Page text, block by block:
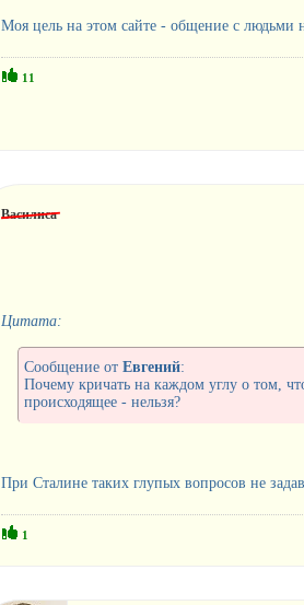
Моя цель на этом сайте - общение с людьми
11
Василиса
Цитата:
Сообщение от Евгений:
Почему кричать на каждом углу о том,
происходящее - нельзя?
При Сталине таких глупых вопросов не
1